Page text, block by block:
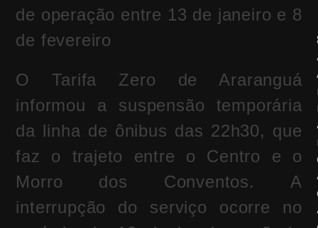
de operação entre 13 de janeiro e 8
de fevereiro
O Tarifa Zero de Araranguá
informou a suspensão temporária
da linha de ônibus das 22h30, que
faz o trajeto entre o Centro e o
Morro dos Conventos. A
interrupção do serviço ocorre no